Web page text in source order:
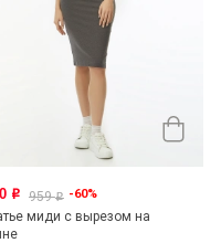
o 959o -60%
миди с вырезом на